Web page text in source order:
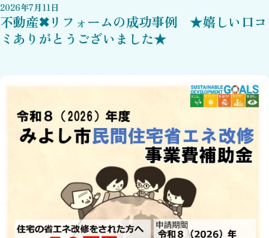
2026年7月11日
不動産✖リフォームの成功事例 ★嬉しい口コ
ミありがとうございました★